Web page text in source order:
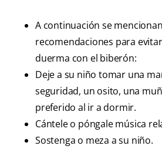
A continuación se
recomendaciones para
duerma con el biberón:
Deje a su niño tomar una
seguridad, un osito, una
preferido al ir a dormir.
Cántele o póngale música
Sostenga o meza a su niño.